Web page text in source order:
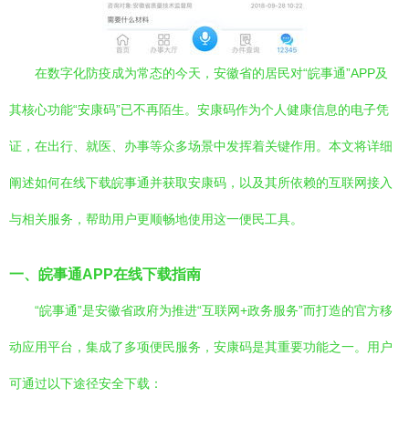
在数字化防疫成为常态的今天，安徽省的居民对“皖事通”APP及
其核心功能“安康码”已不再陌生。安康码作为个人健康信息的电子凭
证，在出行、就医、办事等众多场景中发挥着关键作用。本文将详细
阐述如何在线下载皖事通并获取安康码，以及其所依赖的互联网接入
与相关服务，帮助用户更顺畅地使用这一便民工具。
一、皖事通APP在线下载指南
“皖事通”是安徽省政府为推进“互联网+政务服务”而打造的官方移
动应用平台，集成了多项便民服务，安康码是其重要功能之一。用户
可通过以下途径安全下载：